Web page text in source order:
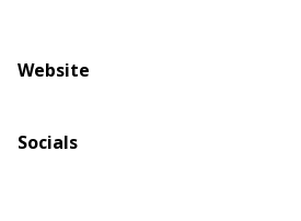
Website
Socials